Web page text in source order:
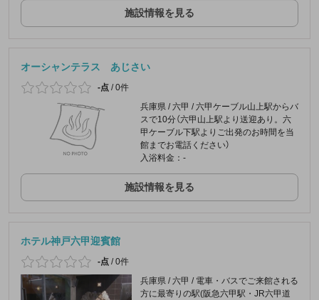
施設情報を見る
オーシャンテラス あじさい
-点 /0件
兵庫県 / 六甲 / 六甲ケーブル山上駅からバ
スで10分（六甲山上駅より送迎あり。六
甲ケーブル下駅よりご出発のお時間を当
館までお電話ください）
入浴料金：-
施設情報を見る
ホテル神戸六甲迎賓館
-点 /0件
兵庫県 / 六甲 / 電車・バスでご来館される
方に最寄りの駅(阪急六甲駅・JR六甲道